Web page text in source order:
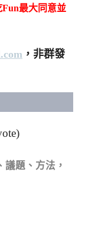
最大同意並
，非群發
議題、方法，